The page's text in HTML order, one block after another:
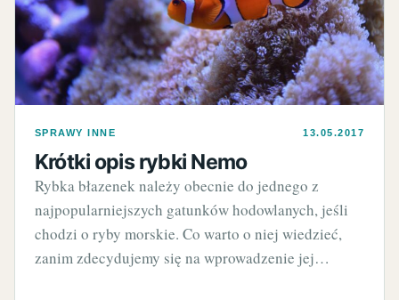
SPRAWY INNE 13.05.2017
Krótki opis rybki Nemo
Rybka błazenek należy obecnie do jednego z
najpopularniejszych gatunków hodowlanych, jeśli
chodzi o ryby morskie. Co warto o niej wiedzieć,
zanim zdecydujemy się na wprowadzenie jej…